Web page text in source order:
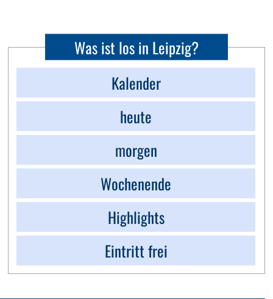
Was ist los in Leipzig?
Kalender
heute
morgen
Wochenende
Highlights
Eintritt frei